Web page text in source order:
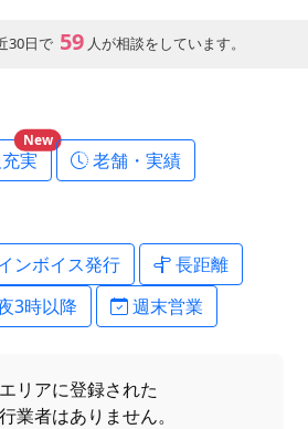
30日で 59 人が相談をしています。
実
New
老舗・実績
ンボイス発行
長距離
3時以降 週末営業
リアに登録された
業者はありません。